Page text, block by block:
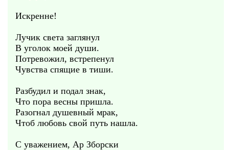
Искренне!
Лучик света заглянул
В уголок моей души.
Потревожил, встрепенул
Чувства спящие в тиши.
Разбудил и подал знак,
Что пора весны пришла.
Разогнал душевный мрак,
Чтоб любовь свой путь нашла.
С уважением, Ар Зборски